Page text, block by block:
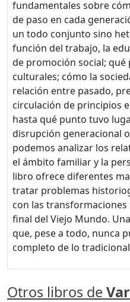
fundamentales sobre
de paso en cada
un todo conjunto sino
función del trabajo, la
de promoción social; qué
culturales; cómo la
relación entre pasado,
circulación de principios
hasta qué punto tuvo
disrupción generacional
podemos analizar los
el ámbito familiar y la
libro ofrece diferentes
tratar problemas
con las
final del Viejo Mundo.
que, pese a todo, nunca
completo de lo
Otros libros de